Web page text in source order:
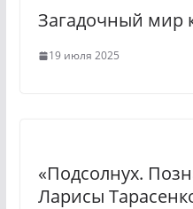
Загадочный мир
19 июля 2025
«Подсолнух.
Ларисы